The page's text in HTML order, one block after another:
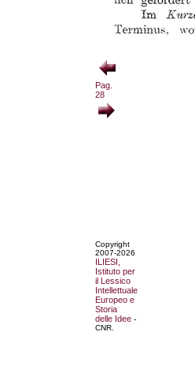
Pag.
28
Copyright
2007-2026
ILIESI,
Istituto per
il Lessico
Intellettuale
Europeo e
Storia
delle Idee -
CNR.